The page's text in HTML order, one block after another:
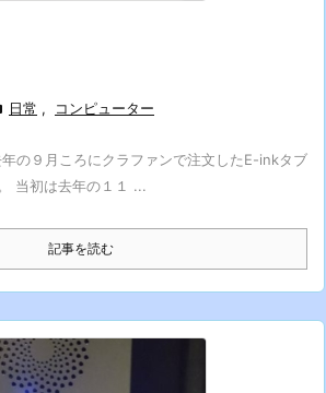
日常 , コンピューター
の９月ころにクラファンで注文したE-inkタブ
当初は去年の１１ ...
記事を読む